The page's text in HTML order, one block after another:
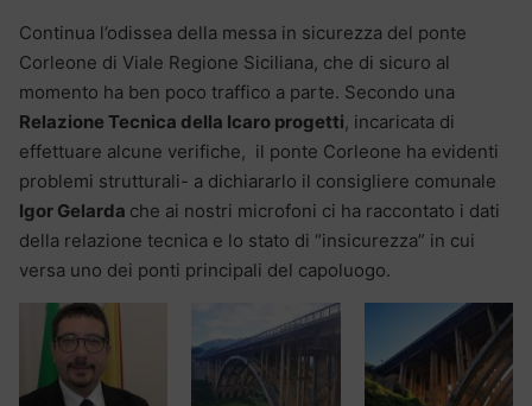
Continua l’odissea della messa in sicurezza del ponte
Corleone di Viale Regione Siciliana, che di sicuro al
momento ha ben poco traffico a parte. Secondo una
Relazione Tecnica della Icaro progetti, incaricata di
effettuare alcune verifiche, il ponte Corleone ha evidenti
problemi strutturali- a dichiararlo il consigliere comunale
Igor Gelarda che ai nostri microfoni ci ha raccontato i dati
della relazione tecnica e lo stato di “insicurezza” in cui
versa uno dei ponti principali del capoluogo.